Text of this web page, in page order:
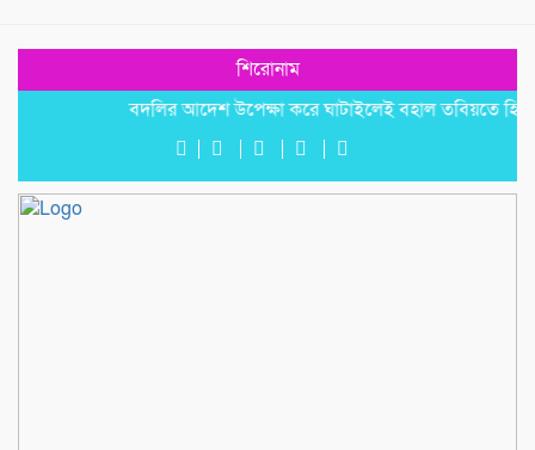
শিরোনাম
বদলির আদেশ উপেক্ষা করে ঘাটাইলেই বহাল তবিয়তে হিসাব